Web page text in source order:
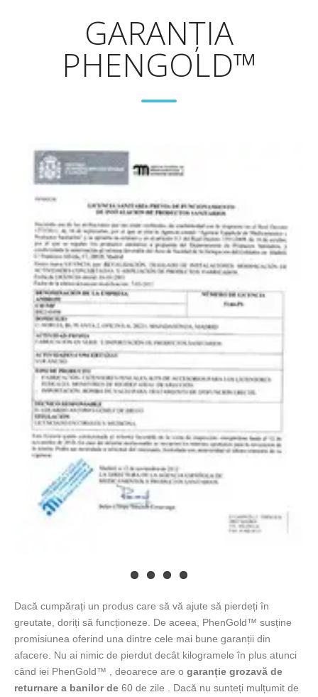
GARANȚIA
PHENGOLD™
Dacă cumpărați un produs care să vă ajute să pierdeți în
greutate, doriți să funcționeze. De aceea, PhenGold™ susține
promisiunea oferind una dintre cele mai bune garanții din
afacere. Nu ai nimic de pierdut decât kilogramele în plus atunci
când iei PhenGold™ , deoarece are o garanție grozavă de
returnare a banilor de 60 de zile . Dacă nu sunteți mulțumit de